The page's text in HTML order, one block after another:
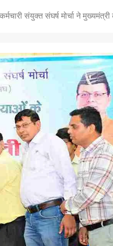
संयुक्त संघर्ष मोर्चा ने